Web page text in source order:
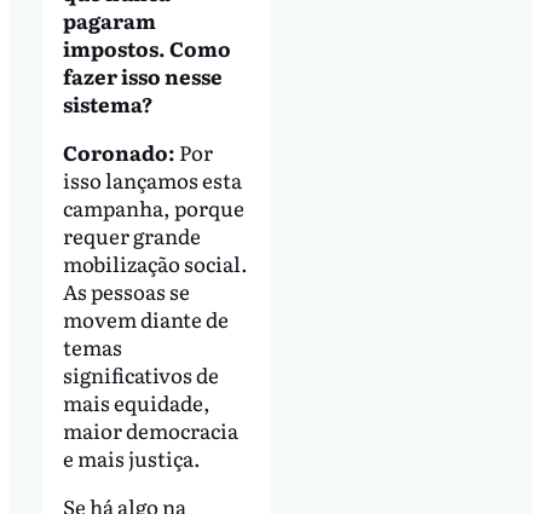
pagaram
impostos. Como
fazer isso nesse
sistema?
Coronado: Por
isso lançamos esta
campanha, porque
requer grande
mobilização social.
As pessoas se
movem diante de
temas
significativos de
mais equidade,
maior democracia
e mais justiça.
Se há algo na